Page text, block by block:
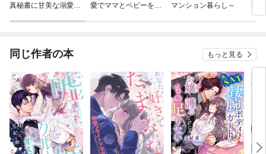
真秘書に甘美な溺愛を
愛でママとベビーを絡
マンション暮らし～
夜
同じ作者の本 もっと見る